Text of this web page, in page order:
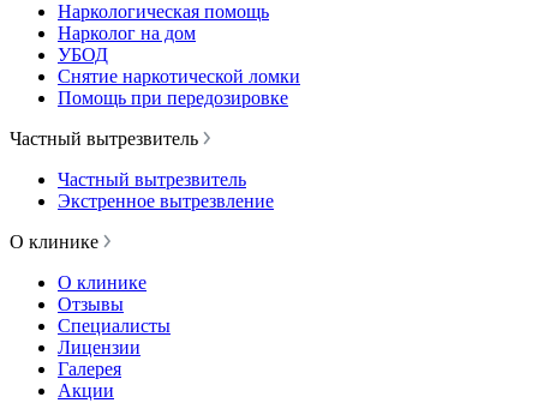
Наркологическая помощь
Нарколог на дом
УБОД
Снятие наркотической ломки
Помощь при передозировке
Частный вытрезвитель
Частный вытрезвитель
Экстренное вытрезвление
О клинике
О клинике
Отзывы
Специалисты
Лицензии
Галерея
Акции